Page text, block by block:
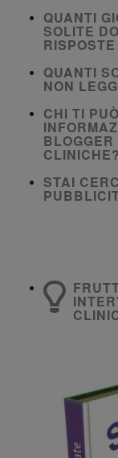
QUANTI
SOLITE
QUANTI
NON
CHI TI
CLINICHE?
STAI